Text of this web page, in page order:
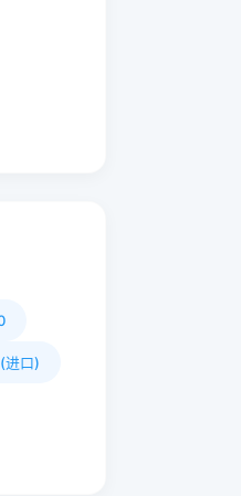
进口)